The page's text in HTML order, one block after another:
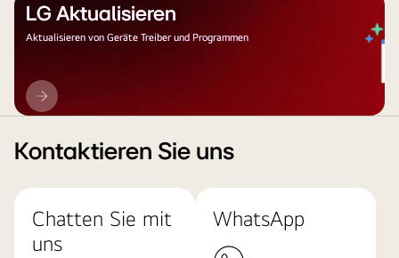
LG Aktualisieren
Aktualisieren von Geräte Treiber und Programmen
LG
Aktualisieren
Kontaktieren Sie uns
Chatten Sie mit
uns
WhatsApp